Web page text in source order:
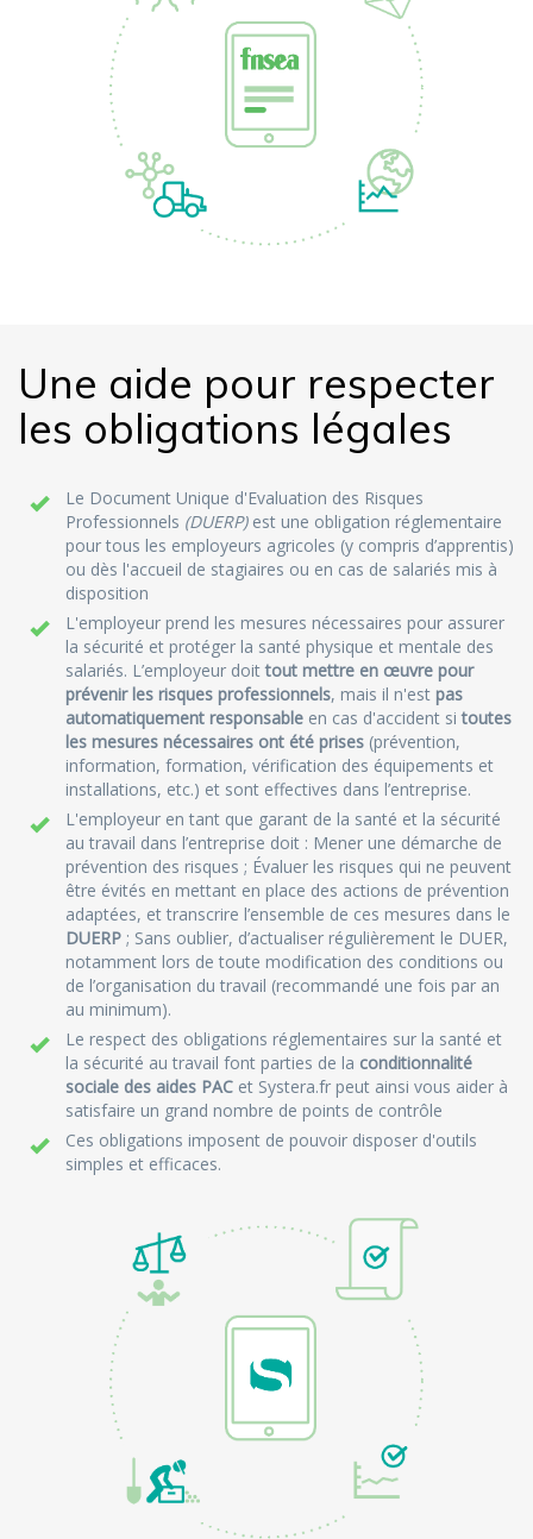
Une aide pour respecter
les obligations légales
Le Document Unique d'Evaluation des Risques
Professionnels (DUERP)est une obligation réglementaire
pour tous les employeurs agricoles (y compris d’apprentis)
ou dès l'accueil de stagiaires ou en cas de salariés mis à
disposition
L'employeur prend les mesures nécessaires pour assurer
la sécurité et protéger la santé physique et mentale des
salariés. L’employeur doittout mettre en œuvre pour
prévenir les risques professionnels, mais il n'est pas
automatiquement responsable en cas d'accident sitoutes
les mesures nécessaires ont été prises (prévention,
information, formation, vérification des équipements et
installations, etc.) et sont effectives dans l’entreprise.
L'employeur en tant que garant de la santé et la sécurité
au travail dans l’entreprise doit : Mener une démarche de
prévention des risques ; Évaluer les risques qui ne peuvent
être évités en mettant en place des actions de prévention
adaptées, et transcrire l’ensemble de ces mesures dans le
DUERP ; Sans oublier, d’actualiser régulièrement le DUER,
notamment lors de toute modification des conditions ou
de l’organisation du travail (recommandé une fois par an
au minimum).
Le respect des obligations réglementaires sur la santé et
la sécurité au travail font parties de la conditionnalité
sociale des aides PAC et Systera.fr peut ainsi vous aider à
satisfaire un grand nombre de points de contrôle
Ces obligations imposent de pouvoir disposer d'outils
simples et efficaces.